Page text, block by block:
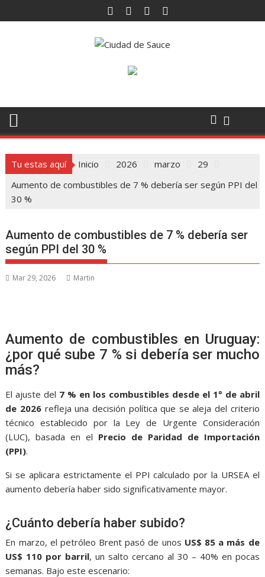
al
Tu estas aquí Inicio 2026 marzo
29
Aumento de combustibles de 7 % debería ser según PPI del
30 %
Aumento de combustibles de 7 % debería ser
según PPI del 30 %
Mar 29, 2026 Martin
Aumento de combustibles en Uruguay:
¿por qué sube 7 % si debería ser mucho
más?
El ajuste del 7 % en los combustibles desde el 1° de abril
de 2026 refleja una decisión política que se aleja del criterio
técnico establecido por la Ley de Urgente Consideración
(LUC), basada en el Precio de Paridad de Importación
(PPI).
Si se aplicara estrictamente el PPI calculado por la URSEA el
aumento debería haber sido significativamente mayor.
¿Cuánto debería haber subido?
En marzo, el petróleo Brent pasó de unos US$ 85 a más de
US$ 110 por barril, un salto cercano al 30 – 40% en pocas
semanas. Bajo este escenario: